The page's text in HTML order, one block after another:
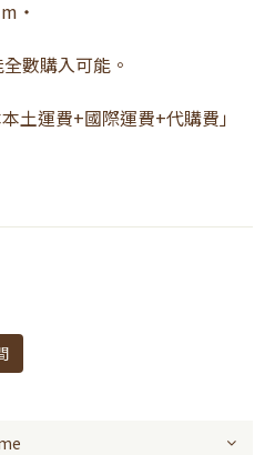
・
數購入可能。
土運費+國際運費+代購費」